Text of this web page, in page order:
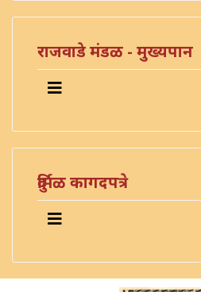
राजवाडे मंडळ - मुख्यपान
दुर्मिळ कागदपत्रे